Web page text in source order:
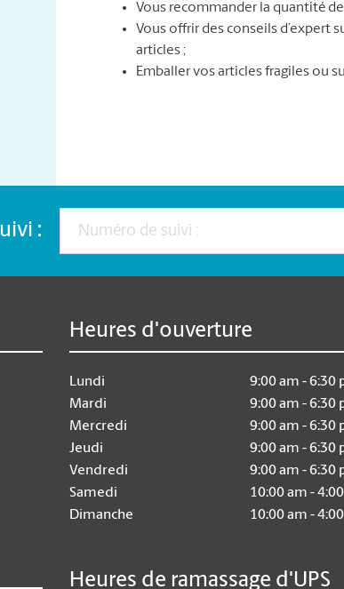
Vous recommander la quantité
Vous offrir des conseils d’expert
articles ;
Emballer vos articles fragiles ou
:
Heures d'ouverture
Lundi
9:00 am - 6:30
Mardi
9:00 am - 6:30
Mercredi
9:00 am - 6:30
Jeudi
9:00 am - 6:30
Vendredi
9:00 am - 6:30
Samedi
10:00 am -
Dimanche
10:00 am -
Heures de ramassage d'UPS